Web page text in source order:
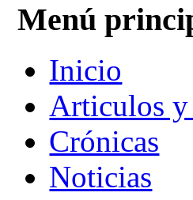
Menú
Inicio
Articulos y
Crónicas
Noticias